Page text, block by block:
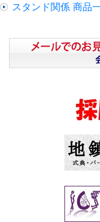
スタンド関係 商品